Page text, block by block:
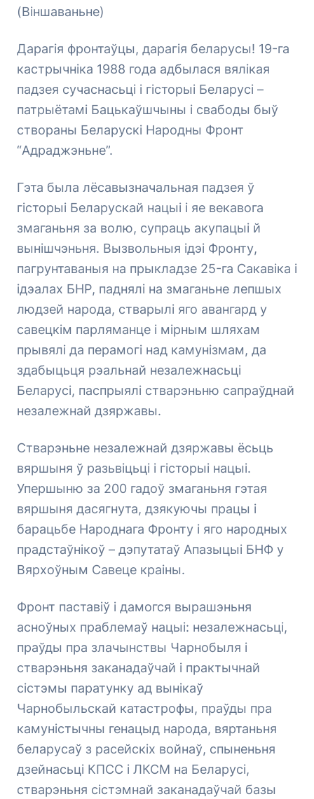
(Віншаваньне)
Дарагія фронтаўцы, дарагія беларусы! 19-га
кастрычніка 1988 года адбылася вялікая
падзея сучаснасьці і гісторыі Беларусі –
патрыётамі Бацькаўшчыны і свабоды быў
створаны Беларускі Народны Фронт
“Адраджэньне”.
Гэта была лёсавызначальная падзея ў
гісторыі Беларускай нацыі і яе векавога
змаганьня за волю, супраць акупацыі й
вынішчэньня. Вызвольныя ідэі Фронту,
пагрунтаваныя на прыкладзе 25-га Сакавіка і
ідэалах БНР, паднялі на змаганьне лепшых
людзей народа, стварылі яго авангард у
савецкім парляманце і мірным шляхам
прывялі да перамогі над камунізмам, да
здабыцьця рэальнай незалежнасьці
Беларусі, паспрыялі стварэньню сапраўднай
незалежнай дзяржавы.
Стварэньне незалежнай дзяржавы ёсьць
вяршыня ў разьвіцьці і гісторыі нацыі.
Упершыню за 200 гадоў змаганьня гэтая
вяршыня дасягнута, дзякуючы працы і
барацьбе Народнага Фронту і яго народных
прадстаўнікоў – дэпутатаў Апазыцыі БНФ у
Вярхоўным Савеце краіны.
Фронт паставіў і дамогся вырашэньня
асноўных праблемаў нацыі: незалежнасьці,
праўды пра злачынствы Чарнобыля і
стварэньня заканадаўчай і практычнай
сістэмы паратунку ад вынікаў
Чарнобыльскай катастрофы, праўды пра
камуністычны генацыд народа, вяртаньня
беларусаў з расейскіх войнаў, спыненьня
дзейнасьці КПСС і ЛКСМ на Беларусі,
стварэньня сістэмнай заканадаўчай базы